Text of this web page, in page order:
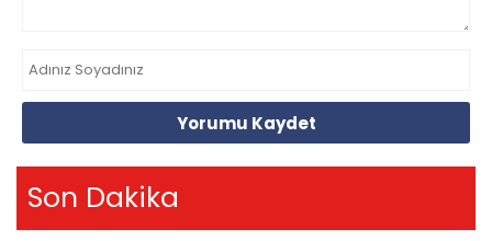
Yorumu Kaydet
Son Dakika